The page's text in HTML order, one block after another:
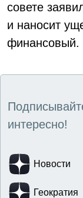
совете
и наносит
финансовый.
интересно!
Новости
Геократия